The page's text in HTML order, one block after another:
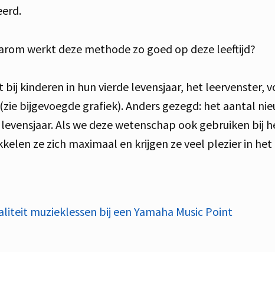
werkt deze methode zo goed op deze leeftijd?
bij kinderen in hun vierde levensjaar, het leervenster,
bijgevoegde grafiek). Anders gezegd: het aantal
Als we deze wetenschap ook gebruiken bij
ze zich maximaal en krijgen ze veel plezier in
muzieklessen bij een Yamaha Music Point